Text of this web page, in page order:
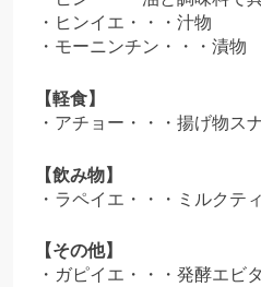
ヒンイエ・・・汁物
モーニンチン・・・漬物
【軽食】
アチョー・・・揚げ物ス
【飲み物】
ラペイエ・・・ミルクテ
【その他】
ガピイエ・・・発酵エビ